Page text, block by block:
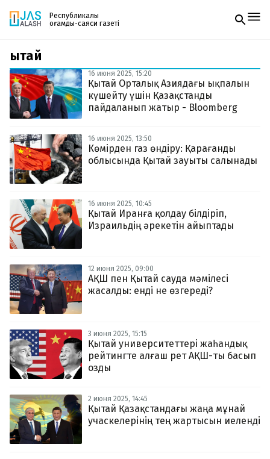
Республикалық
қоғамдық-саяси газеті
Жаңалықтар
Спорт
Live
Руханият
Аймақ
Архив
Заң және тәртіп
Редакциямен байланыс
+7 708 604 51 06
Жарнама бөлімі
Пошта
zhasalash100@gmail.com
Газетке жазылу
PDF форматтағы газетті ай сайын электронды
поштаңызға алып отырыңыз. Жаңа нөмір
шыққан сәтте сізге бірден жіберіледі. Тек email
Қытай
16 июня 2025, 15:20
Қытай Орталық Азиядағы ықпалын
күшейту үшін Қазақстанды
пайдаланып жатыр - Bloomberg
16 июня 2025, 13:50
Көмірден газ өндіру: Қарағанды
облысында Қытай зауыты салынады
16 июня 2025, 10:45
Қытай Иранға қолдау білдіріп,
Израильдің әрекетін айыптады
12 июня 2025, 09:00
АҚШ пен Қытай сауда мәмілесі
жасалды: енді не өзгереді?
3 июня 2025, 15:15
Қытай университеттері жаһандық
рейтингте алғаш рет АҚШ-ты басып
озды
2 июня 2025, 14:45
Қытай Қазақстандағы жаңа мұнай
учаскелерінің тең жартысын иеленді